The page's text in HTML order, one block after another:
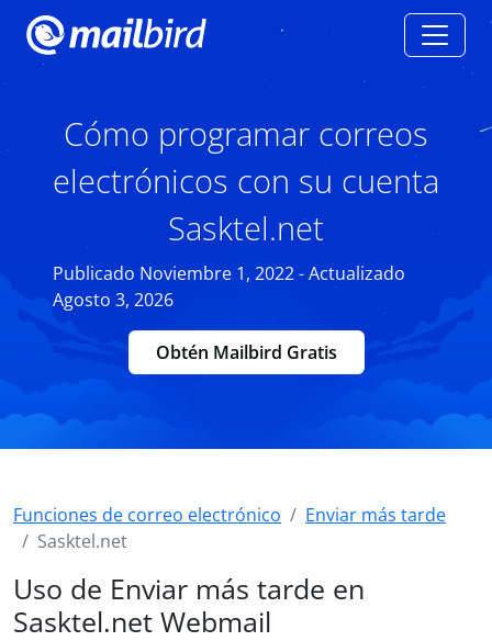
Cómo programar correos
electrónicos con su cuenta
Sasktel.net
Publicado Noviembre 1, 2022 - Actualizado
Agosto 3, 2026
Obtén Mailbird Gratis
Funciones de correo electrónico
Enviar más tarde
Sasktel.net
Uso de Enviar más tarde en
Sasktel.net Webmail